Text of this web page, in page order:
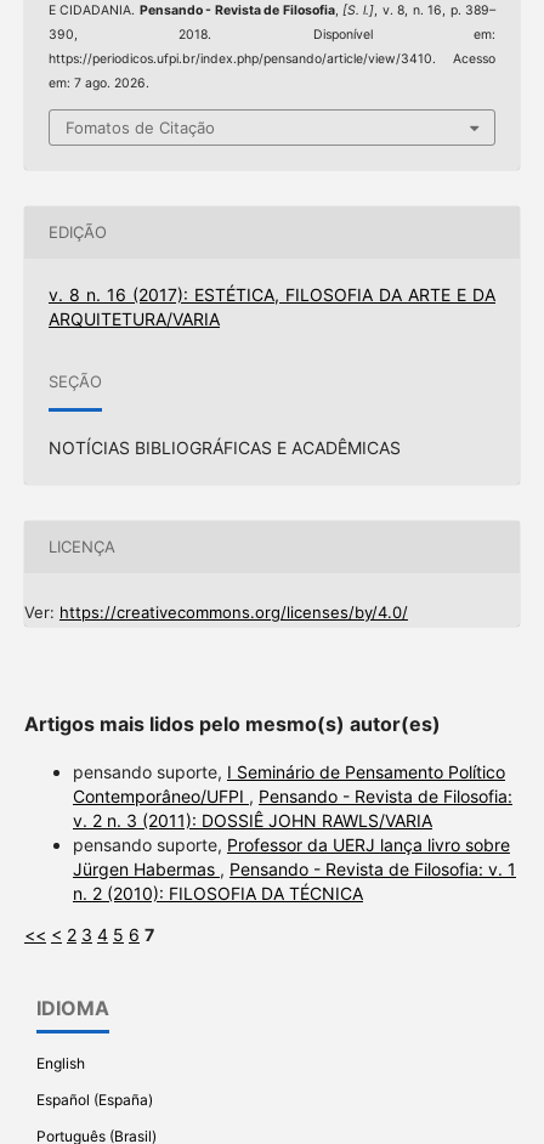
E CIDADANIA. Pensando - Revista de Filosofia,[S. l.], v. 8, n. 16, p. 389–
390, 2018. Disponível em:
https://periodicos.ufpi.br/index.php/pensando/article/view/3410. Acesso
em: 7 ago. 2026.
Fomatos de Citação
EDIÇÃO
v. 8 n. 16 (2017): ESTÉTICA, FILOSOFIA DA ARTE E DA
ARQUITETURA/VARIA
SEÇÃO
NOTÍCIAS BIBLIOGRÁFICAS E ACADÊMICAS
LICENÇA
Ver: https://creativecommons.org/licenses/by/4.0/
Artigos mais lidos pelo mesmo(s) autor(es)
pensando suporte, I Seminário de Pensamento Político
Contemporâneo/UFPI , Pensando - Revista de Filosofia:
v. 2 n. 3 (2011): DOSSIÊ JOHN RAWLS/VARIA
pensando suporte, Professor da UERJ lança livro sobre
Jürgen Habermas , Pensando - Revista de Filosofia: v. 1
n. 2 (2010): FILOSOFIA DA TÉCNICA
<< < 2 3 4 5 6 7
IDIOMA
English
Español (España)
Português (Brasil)